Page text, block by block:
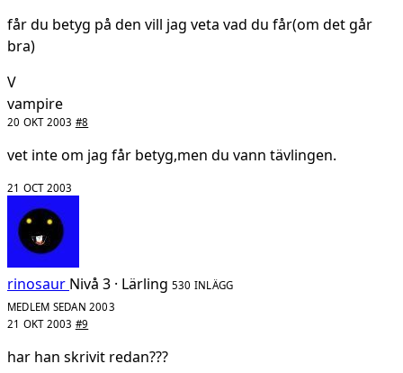
får du betyg på den vill jag veta vad du får(om det går
bra)
V
vampire
20 OKT 2003 #8
vet inte om jag får betyg,men du vann tävlingen.
21 OCT 2003
rinosaur Nivå 3 · Lärling 530 INLÄGG
MEDLEM SEDAN 2003
21 OKT 2003 #9
har han skrivit redan???